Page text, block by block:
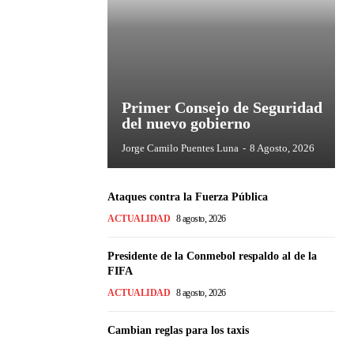
Primer Consejo de Seguridad
del nuevo gobierno
Jorge Camilo Puentes Luna - 8 Agosto, 2026
Ataques contra la Fuerza Pública
ACTUALIDAD 8 agosto, 2026
Presidente de la Conmebol respaldo al de la
FIFA
ACTUALIDAD 8 agosto, 2026
Cambian reglas para los taxis